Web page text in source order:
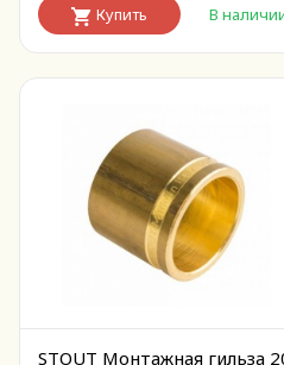
Купить В
STOUT Монтажная гильза